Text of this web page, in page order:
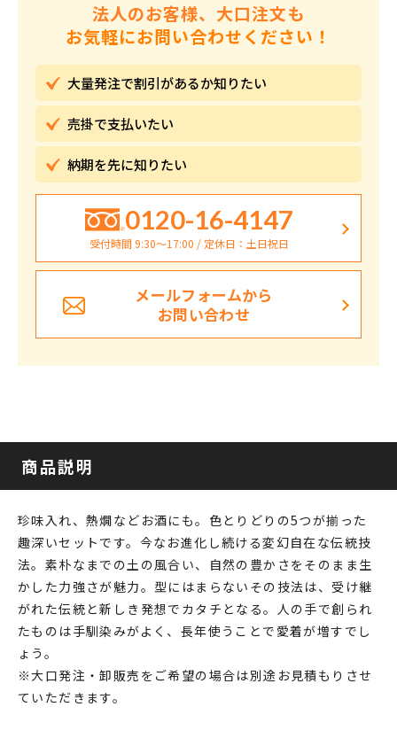
法人のお客様、大口注文も
お気軽にお問い合わせください！
大量発注で割引があるか知りたい
売掛で支払いたい
納期を先に知りたい
0120-16-4147
受付時間 9:30〜17:00 / 定休日：土日祝日
メールフォームから
お問い合わせ
商品説明
珍味入れ、熱燗などお酒にも。色とりどりの5つが揃った
趣深いセットです。今なお進化し続ける変幻自在な伝統技
法。素朴なまでの土の風合い、自然の豊かさをそのまま生
かした力強さが魅力。型にはまらないその技法は、受け継
がれた伝統と新しき発想でカタチとなる。人の手で創られ
たものは手馴染みがよく、長年使うことで愛着が増すでし
ょう。
※大口発注・卸販売をご希望の場合は別途お見積もりさせ
ていただきます。